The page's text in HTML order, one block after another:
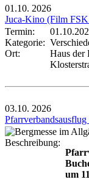
01.10. 2026
Juca-Kino (Film
Termin:
Kategorie:
Ort:
Haus der
03.10. 2026
Beschreibung:
um